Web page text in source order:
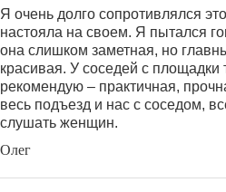
Я очень долго сопротивлялся
настояла на своем. Я пытался
она слишком заметная, но
красивая. У соседей с
рекомендую – практичная,
весь подъезд и нас с соседом,
слушать женщин.
Олег